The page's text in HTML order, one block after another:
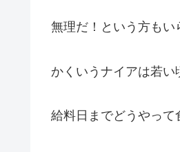
無理だ！という方もい
かくいうナイアは若い
給料日までどうやって